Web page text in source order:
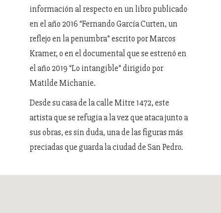
información al respecto en un libro publicado
en el año 2016 “Fernando García Curten, un
reflejo en la penumbra” escrito por Marcos
Kramer, o en el documental que se estrenó en
el año 2019 “Lo intangible” dirigido por
Matilde Michanie.
Desde su casa de la calle Mitre 1472, este
artista que se refugia a la vez que ataca junto a
sus obras, es sin duda, una de las figuras más
preciadas que guarda la ciudad de San Pedro.